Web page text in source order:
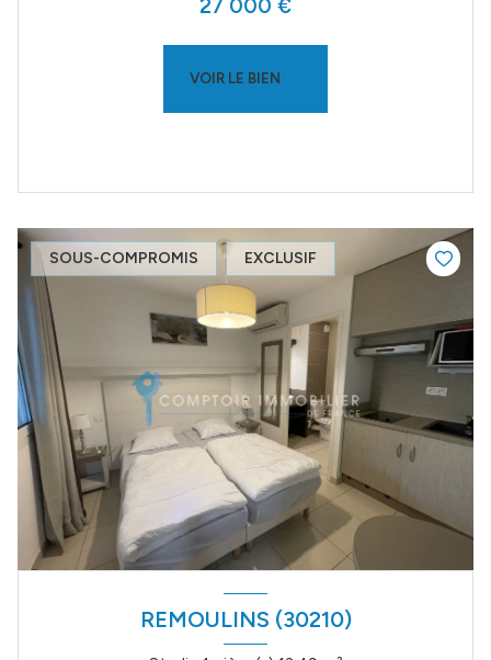
27 000 €
VOIR LE BIEN
SOUS-COMPROMIS EXCLUSIF
REMOULINS (30210)